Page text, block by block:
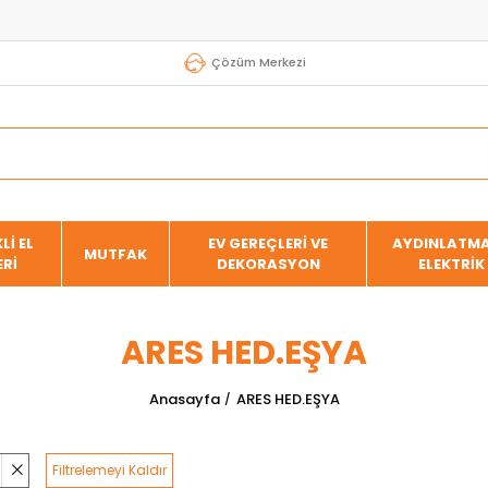
Çözüm Merkezi
EL
MUTFAK
EV GEREÇLERİ VE
DEKORASYON
ELEKTRİK
ARES HED.EŞYA
Anasayfa ARES HED.EŞYA
Filtrelemeyi Kaldır